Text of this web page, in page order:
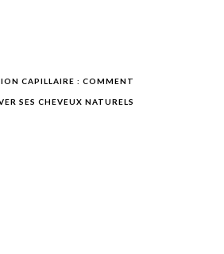
CAPILLAIRE : COMMENT
SES CHEVEUX NATURELS